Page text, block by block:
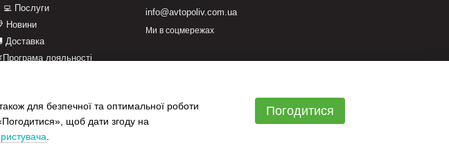
Послуги
Новини
Доставка
лояльності
Відгуки про магазин
info@avtopoliv.com.ua
Ми в соцмережах
для безпечної та оптимальної роботи
щоб дати згоду на
Погодитися